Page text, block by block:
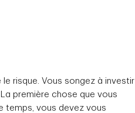
risque. Vous songez à investir
La première chose que vous
temps, vous devez vous